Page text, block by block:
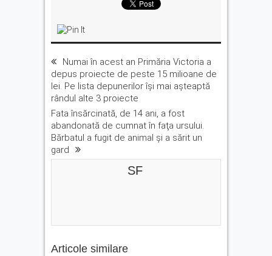
Numai în acest an Primăria Victoria a
depus proiecte de peste 15 milioane de
lei. Pe lista depunerilor îşi mai aşteaptă
rândul alte 3 proiecte
Fata însărcinată, de 14 ani, a fost
abandonată de cumnat în faţa ursului.
Bărbatul a fugit de animal şi a sărit un
gard
SF
Articole similare